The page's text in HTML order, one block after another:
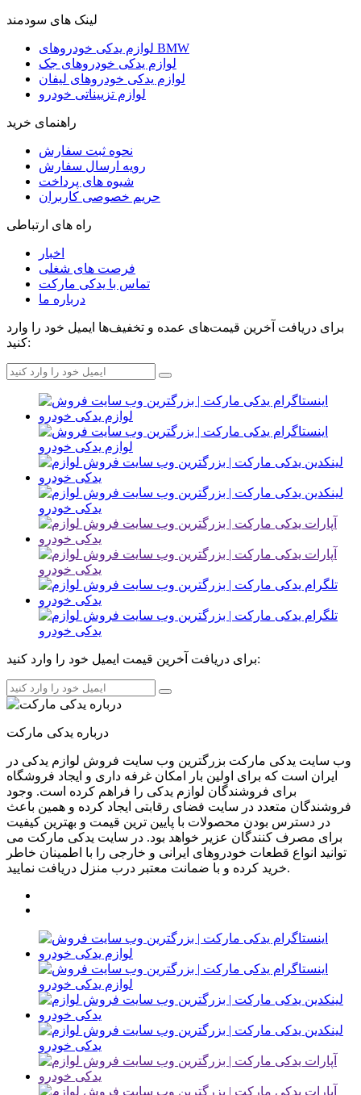
لینک های سودمند
لوازم یدکی خودروهای BMW
لوازم یدکی خودروهای جک
لوازم یدکی خودروهای لیفان
لوازم تزییناتی خودرو
راهنمای خرید
نحوه ثبت سفارش
رویه ارسال سفارش
شیوه های پرداخت
حریم خصوصی کاربران
راه های ارتباطی
اخبار
فرصت های شغلی
تماس با یدکی مارکت
درباره ما
برای دریافت آخرین قیمت‌های عمده و تخفیف‌ها ایمیل خود را وارد
کنید:
برای دریافت آخرین قیمت ایمیل خود را وارد کنید:
درباره یدکی مارکت
وب سایت یدکی مارکت بزرگترین وب سایت فروش لوازم یدکی در
ایران است که برای اولین بار امکان غرفه داری و ایجاد فروشگاه
برای فروشندگان لوازم یدکی را فراهم کرده است. وجود
فروشندگان متعدد در سایت فضای رقابتی ایجاد کرده و همین باعث
در دسترس بودن محصولات با پایین ترین قیمت و بهترین کیفیت
برای مصرف کنندگان عزیر خواهد بود. در سایت یدکی مارکت می
توانید انواع قطعات خودروهای ایرانی و خارجی را با اطمینان خاطر
خرید کرده و با ضمانت معتبر درب منزل دریافت نمایید.